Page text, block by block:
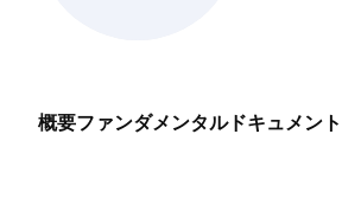
概要ファンダメンタルドキュメント